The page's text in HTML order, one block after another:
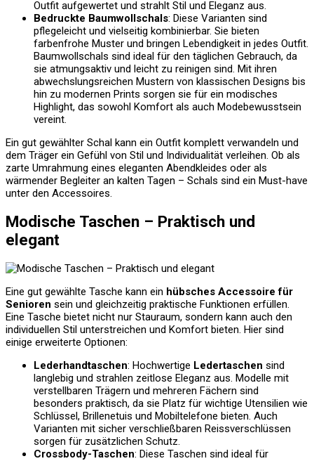
Outfit aufgewertet und strahlt Stil und Eleganz aus.
Bedruckte Baumwollschals: Diese Varianten sind
pflegeleicht und vielseitig kombinierbar. Sie bieten
farbenfrohe Muster und bringen Lebendigkeit in jedes Outfit.
Baumwollschals sind ideal für den täglichen Gebrauch, da
sie atmungsaktiv und leicht zu reinigen sind. Mit ihren
abwechslungsreichen Mustern von klassischen Designs bis
hin zu modernen Prints sorgen sie für ein modisches
Highlight, das sowohl Komfort als auch Modebewusstsein
vereint.
Ein gut gewählter Schal kann ein Outfit komplett verwandeln und
dem Träger ein Gefühl von Stil und Individualität verleihen. Ob als
zarte Umrahmung eines eleganten Abendkleides oder als
wärmender Begleiter an kalten Tagen – Schals sind ein Must-have
unter den Accessoires.
Modische Taschen – Praktisch und
elegant
Eine gut gewählte Tasche kann ein hübsches Accessoire für
Senioren sein und gleichzeitig praktische Funktionen erfüllen.
Eine Tasche bietet nicht nur Stauraum, sondern kann auch den
individuellen Stil unterstreichen und Komfort bieten. Hier sind
einige erweiterte Optionen:
Lederhandtaschen: Hochwertige Ledertaschen sind
langlebig und strahlen zeitlose Eleganz aus. Modelle mit
verstellbaren Trägern und mehreren Fächern sind
besonders praktisch, da sie Platz für wichtige Utensilien wie
Schlüssel, Brillenetuis und Mobiltelefone bieten. Auch
Varianten mit sicher verschließbaren Reissverschlüssen
sorgen für zusätzlichen Schutz.
Crossbody-Taschen: Diese Taschen sind ideal für